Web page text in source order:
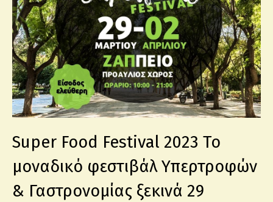
Super Food Festival 2023 Το
μοναδικό φεστιβάλ Υπερτροφών
& Γαστρονομίας ξεκινά 29